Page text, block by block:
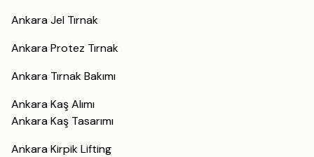
Ankara Jel Tırnak
Ankara Protez Tırnak
Ankara Tırnak Bakımı
Ankara Kaş Alımı
Ankara Kaş Tasarımı
Ankara Kirpik Lifting